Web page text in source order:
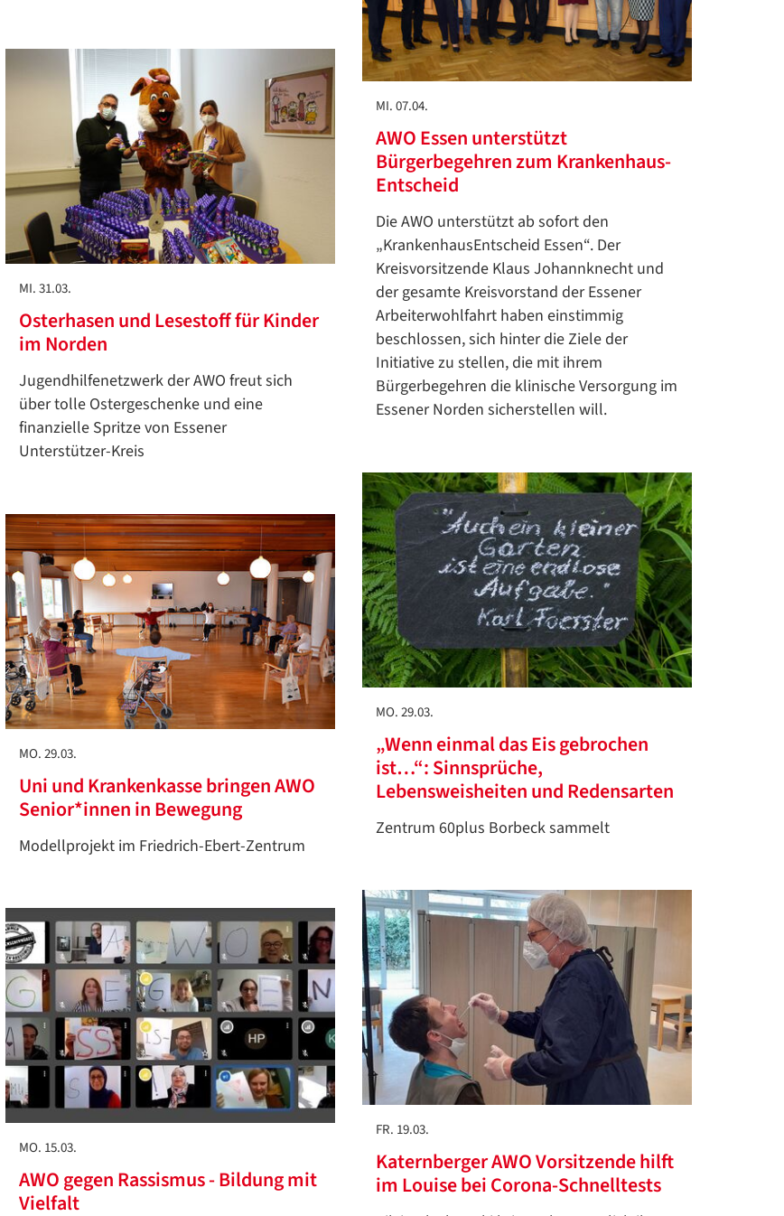
MI. 07.04.
AWO Essen unterstützt
Bürgerbegehren zum Krankenhaus-
Entscheid
Die AWO unterstützt ab sofort den
„KrankenhausEntscheid Essen“. Der
Kreisvorsitzende Klaus Johannknecht und
der gesamte Kreisvorstand der Essener
Arbeiterwohlfahrt haben einstimmig
beschlossen, sich hinter die Ziele der
Initiative zu stellen, die mit ihrem
Bürgerbegehren die klinische Versorgung im
Essener Norden sicherstellen will.
MI. 31.03.
Osterhasen und Lesestoff für Kinder
im Norden
Jugendhilfenetzwerk der AWO freut sich
über tolle Ostergeschenke und eine
finanzielle Spritze von Essener
Unterstützer-Kreis
MO. 29.03.
„Wenn einmal das Eis gebrochen
ist…“: Sinnsprüche,
Lebensweisheiten und Redensarten
Zentrum 60plus Borbeck sammelt
MO. 29.03.
Uni und Krankenkasse bringen AWO
Senior*innen in Bewegung
Modellprojekt im Friedrich-Ebert-Zentrum
FR. 19.03.
Katernberger AWO Vorsitzende hilft
im Louise bei Corona-Schnelltests
MO. 15.03.
AWO gegen Rassismus - Bildung mit
Vielfalt
ZURÜCK
Übersetzen
Translate
ZURÜCK